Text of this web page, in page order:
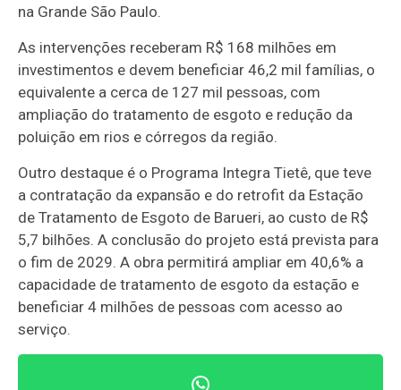
na Grande São Paulo.
As intervenções receberam R$ 168 milhões em
investimentos e devem beneficiar 46,2 mil famílias, o
equivalente a cerca de 127 mil pessoas, com
ampliação do tratamento de esgoto e redução da
poluição em rios e córregos da região.
Outro destaque é o Programa Integra Tietê, que teve
a contratação da expansão e do retrofit da Estação
de Tratamento de Esgoto de Barueri, ao custo de R$
5,7 bilhões. A conclusão do projeto está prevista para
o fim de 2029. A obra permitirá ampliar em 40,6% a
capacidade de tratamento de esgoto da estação e
beneficiar 4 milhões de pessoas com acesso ao
serviço.